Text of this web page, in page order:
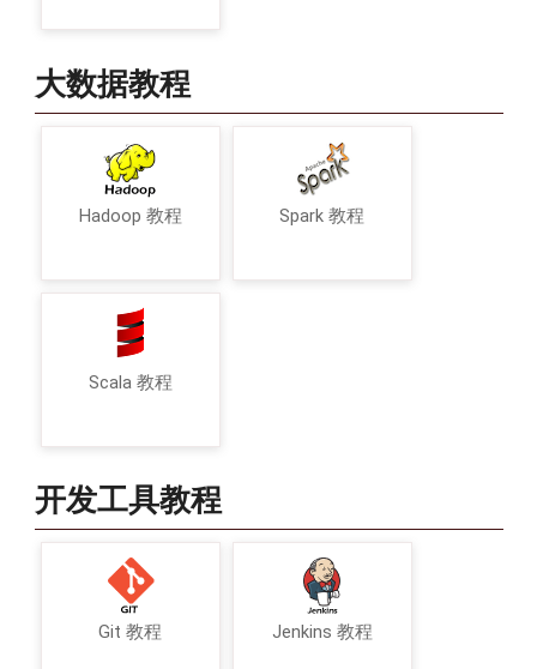
大数据教程
Hadoop 教程 Spark 教程
Scala 教程
开发工具教程
Git 教程 Jenkins 教程